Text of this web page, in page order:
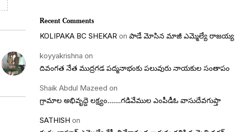
Recent Comments
KOLIPAKA BC SHEKAR onపాడే మోసిన మాజీ ఎమ్మెల్యే రాజయ్య
koyyakrishna on
దివంగత నేత ముద్రగడ పద్మనాభంకు పలువురు నాయకుల సంతాపం
Shaik Abdul Mazeed on
గ్రామాల అభివృద్దె లక్ష్యం…….గడివేముల ఎంపీడీఓ వాసుదేవగుప్తా
SATHISH on